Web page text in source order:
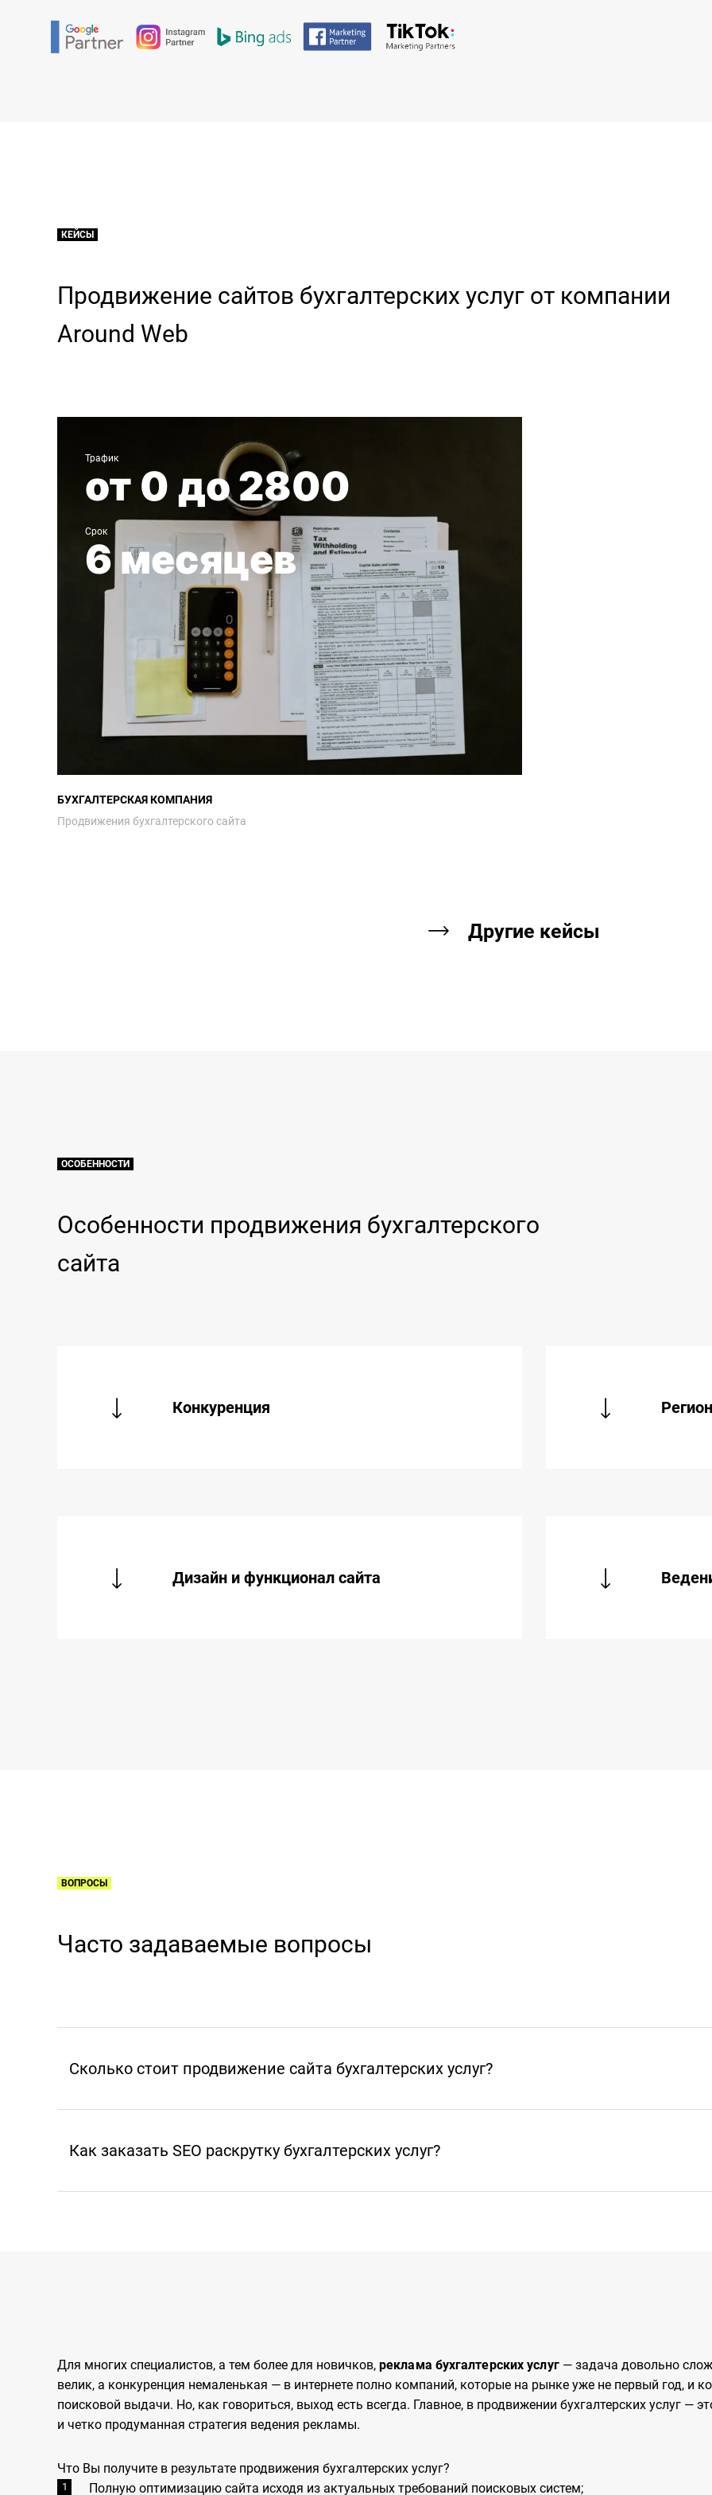
КЕЙСЫ
Продвижение сайтов бухгалтерских услуг от компании
Around Web
Трафик
от 0 до 2800
Срок
6 месяцев
БУХГАЛТЕРСКАЯ КОМПАНИЯ
Продвижения бухгалтерского сайта
Другие кейсы
ОСОБЕННОСТИ
Особенности продвижения бухгалтерского
сайта
Конкуренция
Дизайн и функционал сайта
ВОПРОСЫ
Часто задаваемые вопросы
Сколько стоит продвижение сайта бухгалтерских услуг?
Как заказать SEO раскрутку бухгалтерских услуг?
Для многих специалистов, а тем более для новичков, реклама бухгалтерских услуг— задача довольно
велик, а конкуренция немаленькая — в интернете полно компаний, которые на рынке уже не первый год, и
поисковой выдачи. Но, как говориться, выход есть всегда. Главное, в продвижении бухгалтерских услуг —
и четко продуманная стратегия ведения рекламы.
Что Вы получите в результате продвижения бухгалтерских услуг?
Полную оптимизацию сайта исходя из актуальных требований поисковых систем;